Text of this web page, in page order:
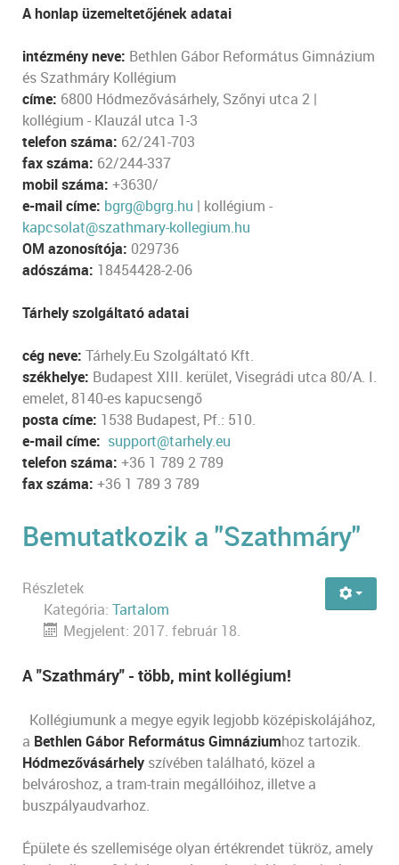
A honlap üzemeltetőjének adatai
intézmény neve: Bethlen Gábor Református Gimnázium
és Szathmáry Kollégium
címe: 6800 Hódmezővásárhely, Szőnyi utca 2 |
kollégium - Klauzál utca 1-3
telefon száma: 62/241-703
fax száma: 62/244-337
mobil száma: +3630/
e-mail címe: bgrg@bgrg.hu | kollégium -
kapcsolat@szathmary-kollegium.hu
OM azonosítója: 029736
adószáma: 18454428-2-06
Tárhely szolgáltató adatai
cég neve: Tárhely.Eu Szolgáltató Kft.
székhelye: Budapest XIII. kerület, Visegrádi utca 80/A. I.
emelet, 8140-es kapucsengő
posta címe: 1538 Budapest, Pf.: 510.
e-mail címe: support@tarhely.eu
telefon száma: +36 1 789 2 789
fax száma: +36 1 789 3 789
Bemutatkozik a "Szathmáry"
Részletek
Kategória: Tartalom
Megjelent: 2017. február 18.
A "Szathmáry" - több, mint kollégium!
Kollégiumunk a megye egyik legjobb középiskolájához,
a Bethlen Gábor Református Gimnáziumhoz tartozik.
Hódmezővásárhely szívében található, közel a
belvároshoz, a tram-train megállóihoz, illetve a
buszpályaudvarhoz.
Épülete és szellemisége olyan értékrendet tükröz, amely